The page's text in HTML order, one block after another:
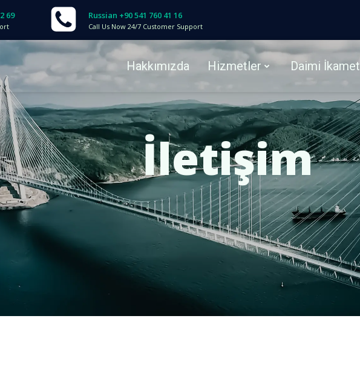
69 Russian +90 541 760 41 16
Call Us Now 24/7 Customer Support
Hakkımızda Hizmetler Daimi İkamet
İletişim